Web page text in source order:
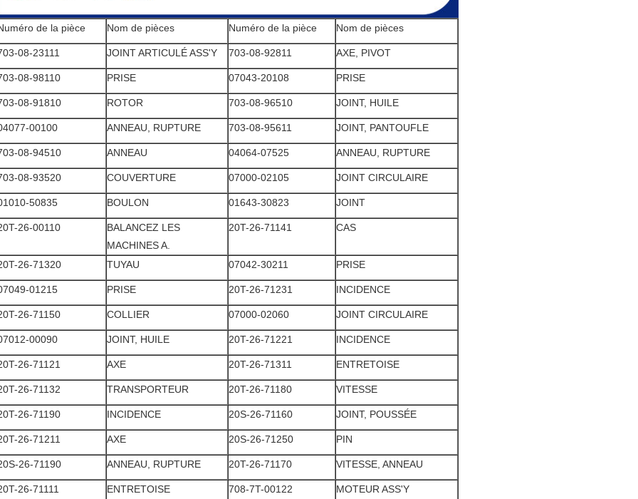
de la pièce Nom de pièces Numéro de la pièce Nom de pièces
08-23111 JOINT ARTICULÉ ASS'Y 703-08-92811 AXE, PIVOT
08-98110 PRISE 07043-20108 PRISE
08-91810 ROTOR 703-08-96510 JOINT, HUILE
00100 ANNEAU, RUPTURE 703-08-95611 JOINT, PANTOUFLE
08-94510 ANNEAU 04064-07525 ANNEAU, RUPTURE
08-93520 COUVERTURE 07000-02105 JOINT CIRCULAIRE
50835 BOULON 01643-30823 JOINT
26-00110
BALANCEZ LES
MACHINES A.
20T-26-71141 CAS
26-71320 TUYAU 07042-30211 PRISE
01215 PRISE 20T-26-71231 INCIDENCE
26-71150 COLLIER 07000-02060 JOINT CIRCULAIRE
00090 JOINT, HUILE 20T-26-71221 INCIDENCE
26-71121 AXE 20T-26-71311 ENTRETOISE
26-71132 TRANSPORTEUR 20T-26-71180 VITESSE
26-71190 INCIDENCE 20S-26-71160 JOINT, POUSSÉE
26-71211 AXE 20S-26-71250 PIN
26-71190 ANNEAU, RUPTURE 20T-26-71170 VITESSE, ANNEAU
26-71111 ENTRETOISE 708-7T-00122 MOTEUR ASS'Y